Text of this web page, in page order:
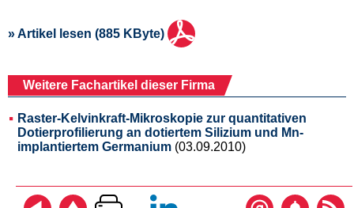
» Artikel lesen (885 KByte)
Weitere Fachartikel dieser Firma
Raster-Kelvinkraft-Mikroskopie zur quantitativen
Dotierprofilierung an dotiertem Silizium und Mn-
implantiertem Germanium (03.09.2010)